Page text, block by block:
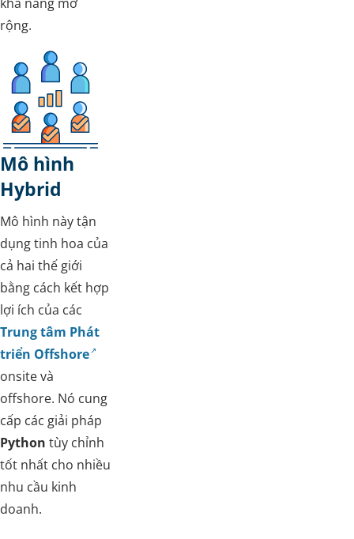
rộng.
Mô hình
Hybrid
Mô hình này tận
dụng tinh hoa của
cả hai thế giới
bằng cách kết hợp
lợi ích của các
Trung tâm Phát
triển Offshore
onsite và
offshore. Nó cung
cấp các giải pháp
Python tùy chỉnh
tốt nhất cho nhiều
nhu cầu kinh
doanh.